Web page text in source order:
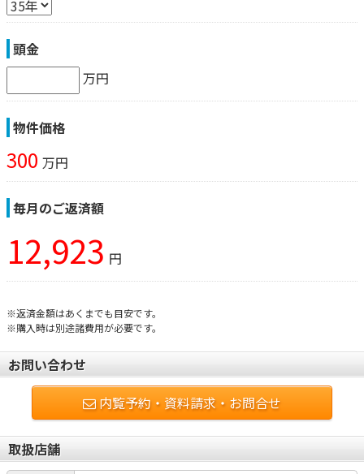
頭金
万円
物件価格
300 万円
毎月のご返済額
12,923 円
※返済金額はあくまでも目安です。
※購入時は別途諸費用が必要です。
お問い合わせ
内覧予約・資料請求・お問合せ
取扱店舗